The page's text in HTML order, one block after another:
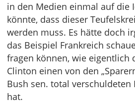
in den Medien einmal auf die
könnte, dass dieser
werden muss. Es hätte doch
das Beispiel Frankreich
fragen können, wie eigentlich
Clinton einen von den
Bush sen. total verschuldeten
hat.